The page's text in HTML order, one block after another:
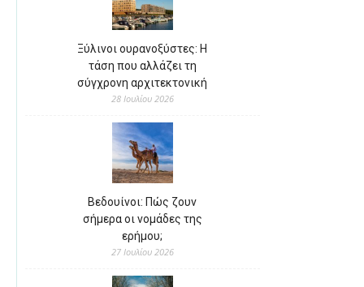
Ξύλινοι ουρανοξύστες: Η
τάση που αλλάζει τη
σύγχρονη αρχιτεκτονική
28 Ιουλίου 2026
Βεδουίνοι: Πώς ζουν
σήμερα οι νομάδες της
ερήμου;
27 Ιουλίου 2026